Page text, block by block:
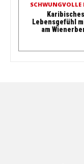
SCHWUNGVOLLE
Karibisches
Lebensgefühl
am